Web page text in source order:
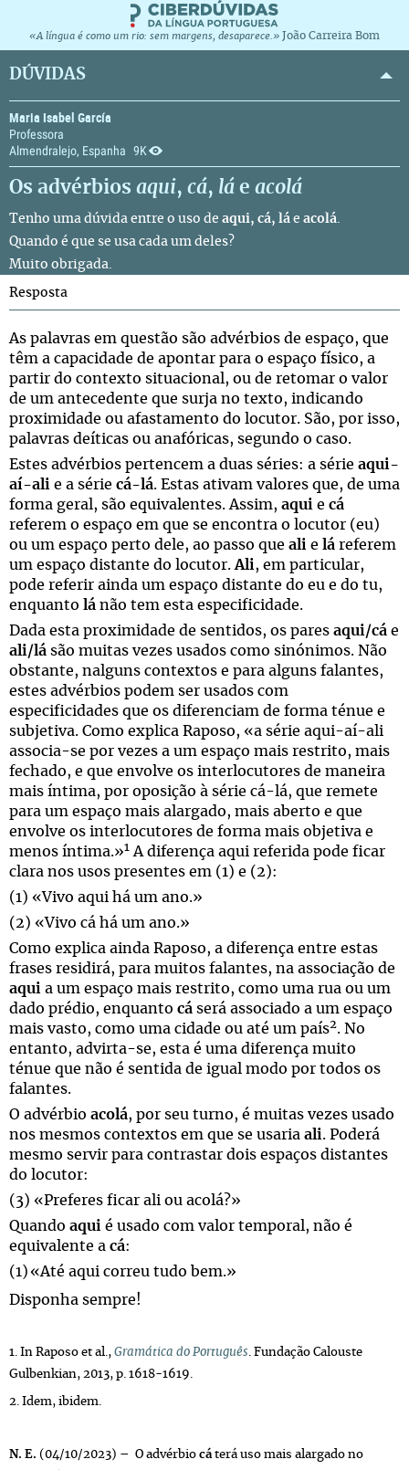
«A língua é como um rio: sem margens, desaparece.» João Carreira Bom
DÚVIDAS
Maria Isabel García
Professora
Almendralejo, Espanha 9K
Os advérbios aqui, cá, lá e acolá
Tenho uma dúvida entre o uso de aqui, cá, lá e acolá.
Quando é que se usa cada um deles?
Muito obrigada.
Resposta
As palavras em questão são advérbios de espaço, que
têm a capacidade de apontar para o espaço físico, a
partir do contexto situacional, ou de retomar o valor
de um antecedente que surja no texto, indicando
proximidade ou afastamento do locutor. São, por isso,
palavras deíticas ou anafóricas, segundo o caso.
Estes advérbios pertencem a duas séries: a série aqui-
aí-ali e a série cá-lá. Estas ativam valores que, de uma
forma geral, são equivalentes. Assim, aqui e cá
referem o espaço em que se encontra o locutor (eu)
ou um espaço perto dele, ao passo que ali e lá referem
um espaço distante do locutor. Ali, em particular,
pode referir ainda um espaço distante do eu e do tu,
enquanto
lá não tem esta especificidade.
Dada esta proximidade de sentidos, os pares aqui/cá e
ali/lá são muitas vezes usados como sinónimos. Não
obstante, nalguns contextos e para alguns falantes,
estes advérbios podem ser usados com
especificidades que os diferenciam de forma ténue e
subjetiva. Como explica Raposo, «a série aqui-aí-ali
associa-se por vezes a um espaço mais restrito, mais
fechado, e que envolve os interlocutores de maneira
mais íntima, por oposição à série cá-lá, que remete
para um espaço mais alargado, mais aberto e que
envolve os interlocutores de forma mais objetiva e
menos íntima.»1 A diferença aqui referida pode ficar
clara nos usos presentes em (1) e (2):
(1) «Vivo aqui há um ano.»
(2) «Vivo cá há um ano.»
Como explica ainda Raposo, a diferença entre estas
frases residirá, para muitos falantes, na associação de
aqui a um espaço mais restrito, como uma rua ou um
dado prédio, enquanto cá será associado a um espaço
mais vasto, como uma cidade ou até um país2. No
entanto, advirta-se, esta é uma diferença muito
ténue que não é sentida de igual modo por todos os
falantes.
O advérbio acolá, por seu turno, é muitas vezes usado
nos mesmos contextos em que se usaria ali. Poderá
mesmo servir para contrastar dois espaços distantes
do locutor:
(3) «Preferes ficar ali ou acolá?»
Quando aqui é usado com valor temporal, não é
equivalente a cá:
(1) «Até aqui correu tudo bem.»
Disponha sempre!
1. In Raposo et al., Gramática do Português. Fundação Calouste
Gulbenkian, 2013, p. 1618-1619.
2. Idem, ibidem.
N. E. (04/10/2023) – O advérbio cáterá uso mais alargado no